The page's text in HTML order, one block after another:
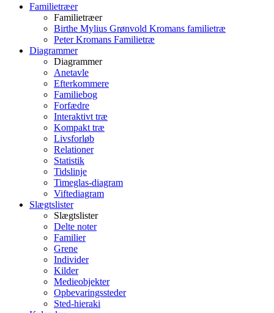
Familietræer
Familietræer
Birthe Mylius Grønvold Kromans familietræ
Peter Kromans Familietræ
Diagrammer
Diagrammer
Anetavle
Efterkommere
Familiebog
Forfædre
Interaktivt træ
Kompakt træ
Livsforløb
Relationer
Statistik
Tidslinje
Timeglas-diagram
Viftediagram
Slægtslister
Slægtslister
Delte noter
Familier
Grene
Individer
Kilder
Medieobjekter
Opbevaringssteder
Sted-hieraki